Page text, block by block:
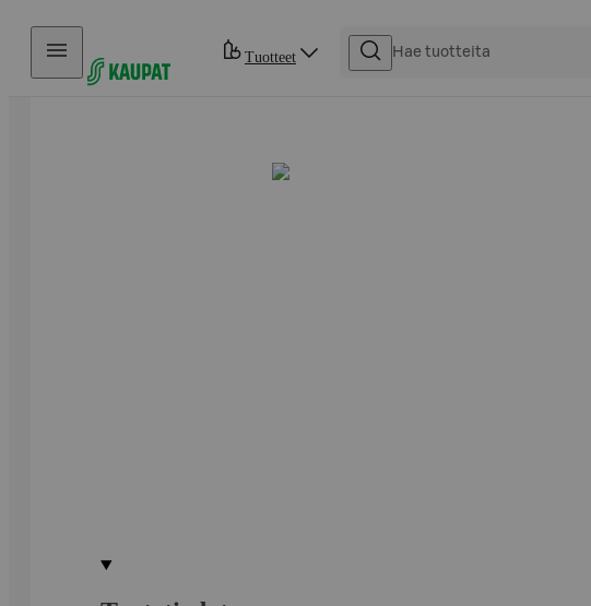
Hyppää sisältöön
Tuotteet